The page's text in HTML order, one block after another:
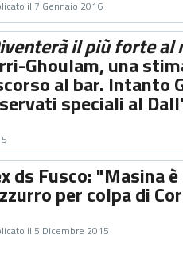
il 7 Gennaio 2016
il più forte al
Ghoulam, una
al bar. Intanto
speciali al
ds Fusco: "Masina
per colpa di
il 5 Dicembre 2015